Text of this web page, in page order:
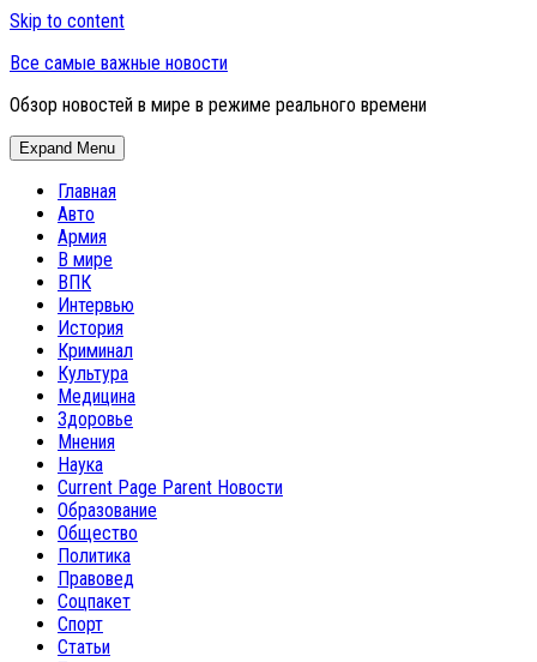
Skip to content
Все самые важные новости
Обзор новостей в мире в режиме реального времени
Expand Menu
Главная
Авто
Армия
В мире
ВПК
Интервью
История
Криминал
Культура
Медицина
Здоровье
Мнения
Наука
Current Page Parent Новости
Образование
Общество
Политика
Правовед
Соцпакет
Спорт
Статьи